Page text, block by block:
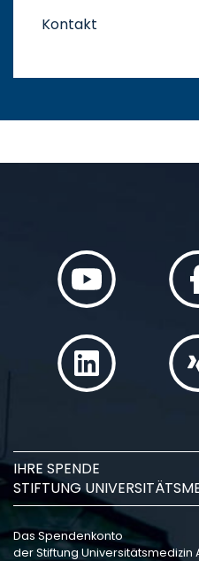
Kontakt
IHRE SPENDE
STIFTUNG
Das Spendenkonto
der Stiftung Universitätsmedizin